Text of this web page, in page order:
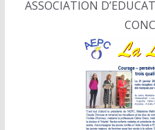
ASSOCIATION